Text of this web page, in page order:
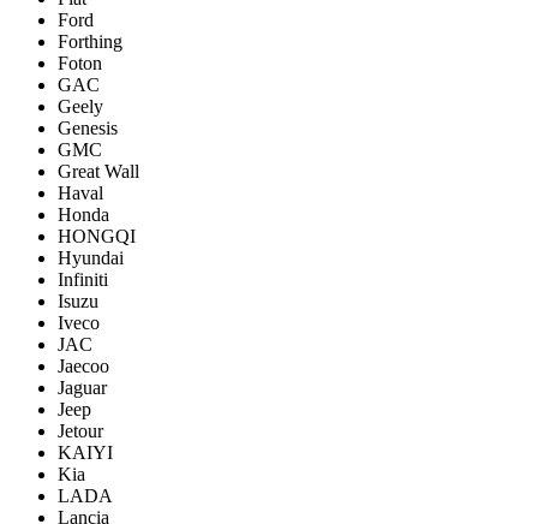
Ford
Forthing
Foton
GAC
Geely
Genesis
GMC
Great Wall
Haval
Honda
HONGQI
Hyundai
Infiniti
Isuzu
Iveco
JAC
Jaecoo
Jaguar
Jeep
Jetour
KAIYI
Kia
LADA
Lancia